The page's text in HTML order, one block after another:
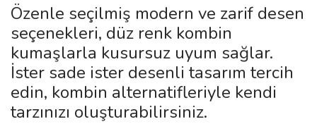
Özenle seçilmiş modern ve zarif desen
seçenekleri, düz renk kombin
kumaşlarla kusursuz uyum sağlar.
İster sade ister desenli tasarım tercih
edin, kombin alternatifleriyle kendi
tarzınızı oluşturabilirsiniz.